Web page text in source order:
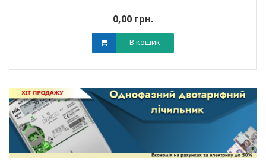
0,00 грн.
В кошик